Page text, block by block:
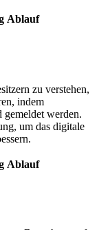
Ablauf
zu verstehen,
indem
gemeldet werden.
um das digitale
Ablauf